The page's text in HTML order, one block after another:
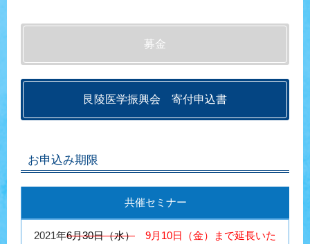
募金
艮陵医学振興会 寄付申込書
お申込み期限
共催セミナー
2021年6月30日（水）
9月10日（金）まで延長いた